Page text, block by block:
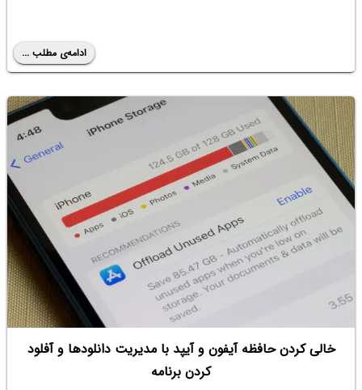
ادامه‌ی مطلب ...
خالی کردن حافظه آیفون و آیپد با مدیریت دانلودها و آفلود
کردن برنامه